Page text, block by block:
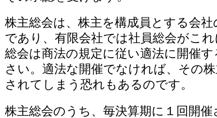
株主総会は、株主を構成員とする会
であり、有限会社では社員総会がこ
総会は商法の規定に従い適法に開催
さい。適法な開催でなければ、その
されてしまう恐れもあるのです。
株主総会のうち、毎決算期に１回開